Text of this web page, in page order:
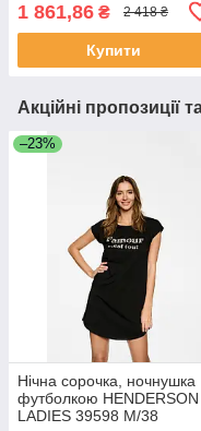
1 861,86 ₴ 2 418 ₴
Купити
Акційні пропозиції
–23%
Нічна сорочка, ночнушка
футболкою HENDERSON
LADIES 39598 M/38